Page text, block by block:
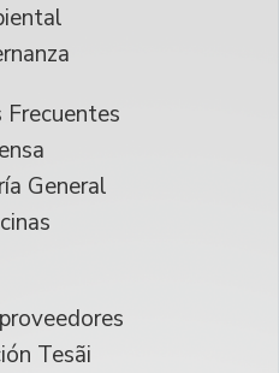
Frecuentes
General
Tesãi